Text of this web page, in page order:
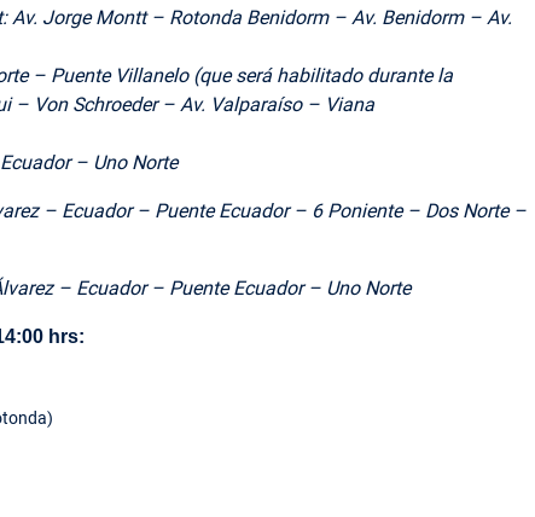
Av. Jorge Montt – Rotonda Benidorm – Av. Benidorm – Av.
– Puente Villanelo (que será habilitado durante la
– Von Schroeder – Av. Valparaíso – Viana
– Uno Norte
– Ecuador – Puente Ecuador – 6 Poniente – Dos Norte –
– Ecuador – Puente Ecuador – Uno Norte
hrs: